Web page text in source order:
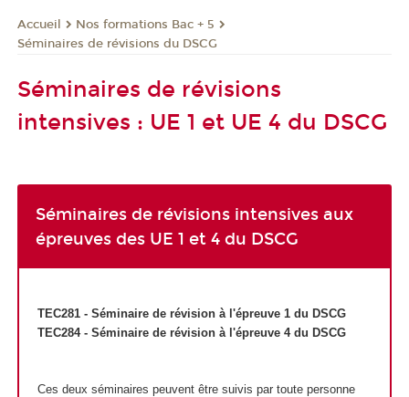
Accueil
Nos formations Bac + 5
Séminaires de révisions du DSCG
Séminaires de révisions
intensives : UE 1 et UE 4 du DSCG
Séminaires de révisions intensives aux
épreuves des UE 1 et 4 du DSCG
TEC281 - Séminaire de révision à l'épreuve 1 du DSCG
TEC284 - Séminaire de révision à l'épreuve 4 du DSCG
Ces deux séminaires peuvent être suivis par toute personne